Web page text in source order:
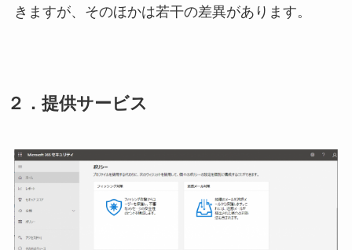
きますが、そのほかは若干の差異があります。
２．提供サービス